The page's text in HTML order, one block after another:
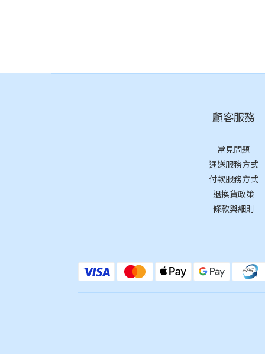
顧客服務
常見問題
運送服務方式
付款服務方式
退換貨政策
條款與細則